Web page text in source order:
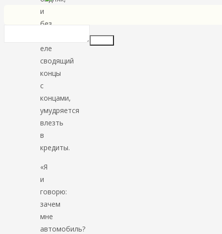
и
без
еле
сводящий
концы
с
концами,
умудряется
влезть
в
кредиты.
«Я
и
говорю:
зачем
мне
автомобиль?